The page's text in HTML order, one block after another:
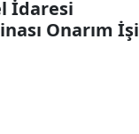
İdaresi
Onarım İşi